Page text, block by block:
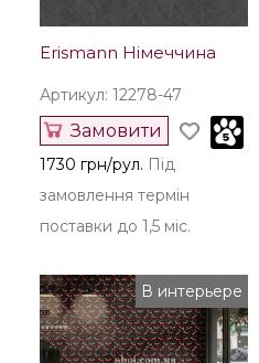
Erismann Німеччина
Артикул: 12278-47
Замовити
1730 грн/рул. Під
замовлення термін
поставки до 1,5 міс.
В интерьере